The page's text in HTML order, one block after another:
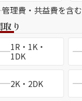
ポート
シニア向け
る質問
管理費・共益費を含む
取り
1R・1K・
1DK
2K・2DK